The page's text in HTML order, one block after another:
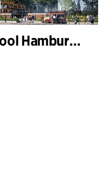
Baufeld 63 / Medical School Hamburg, Hafencity